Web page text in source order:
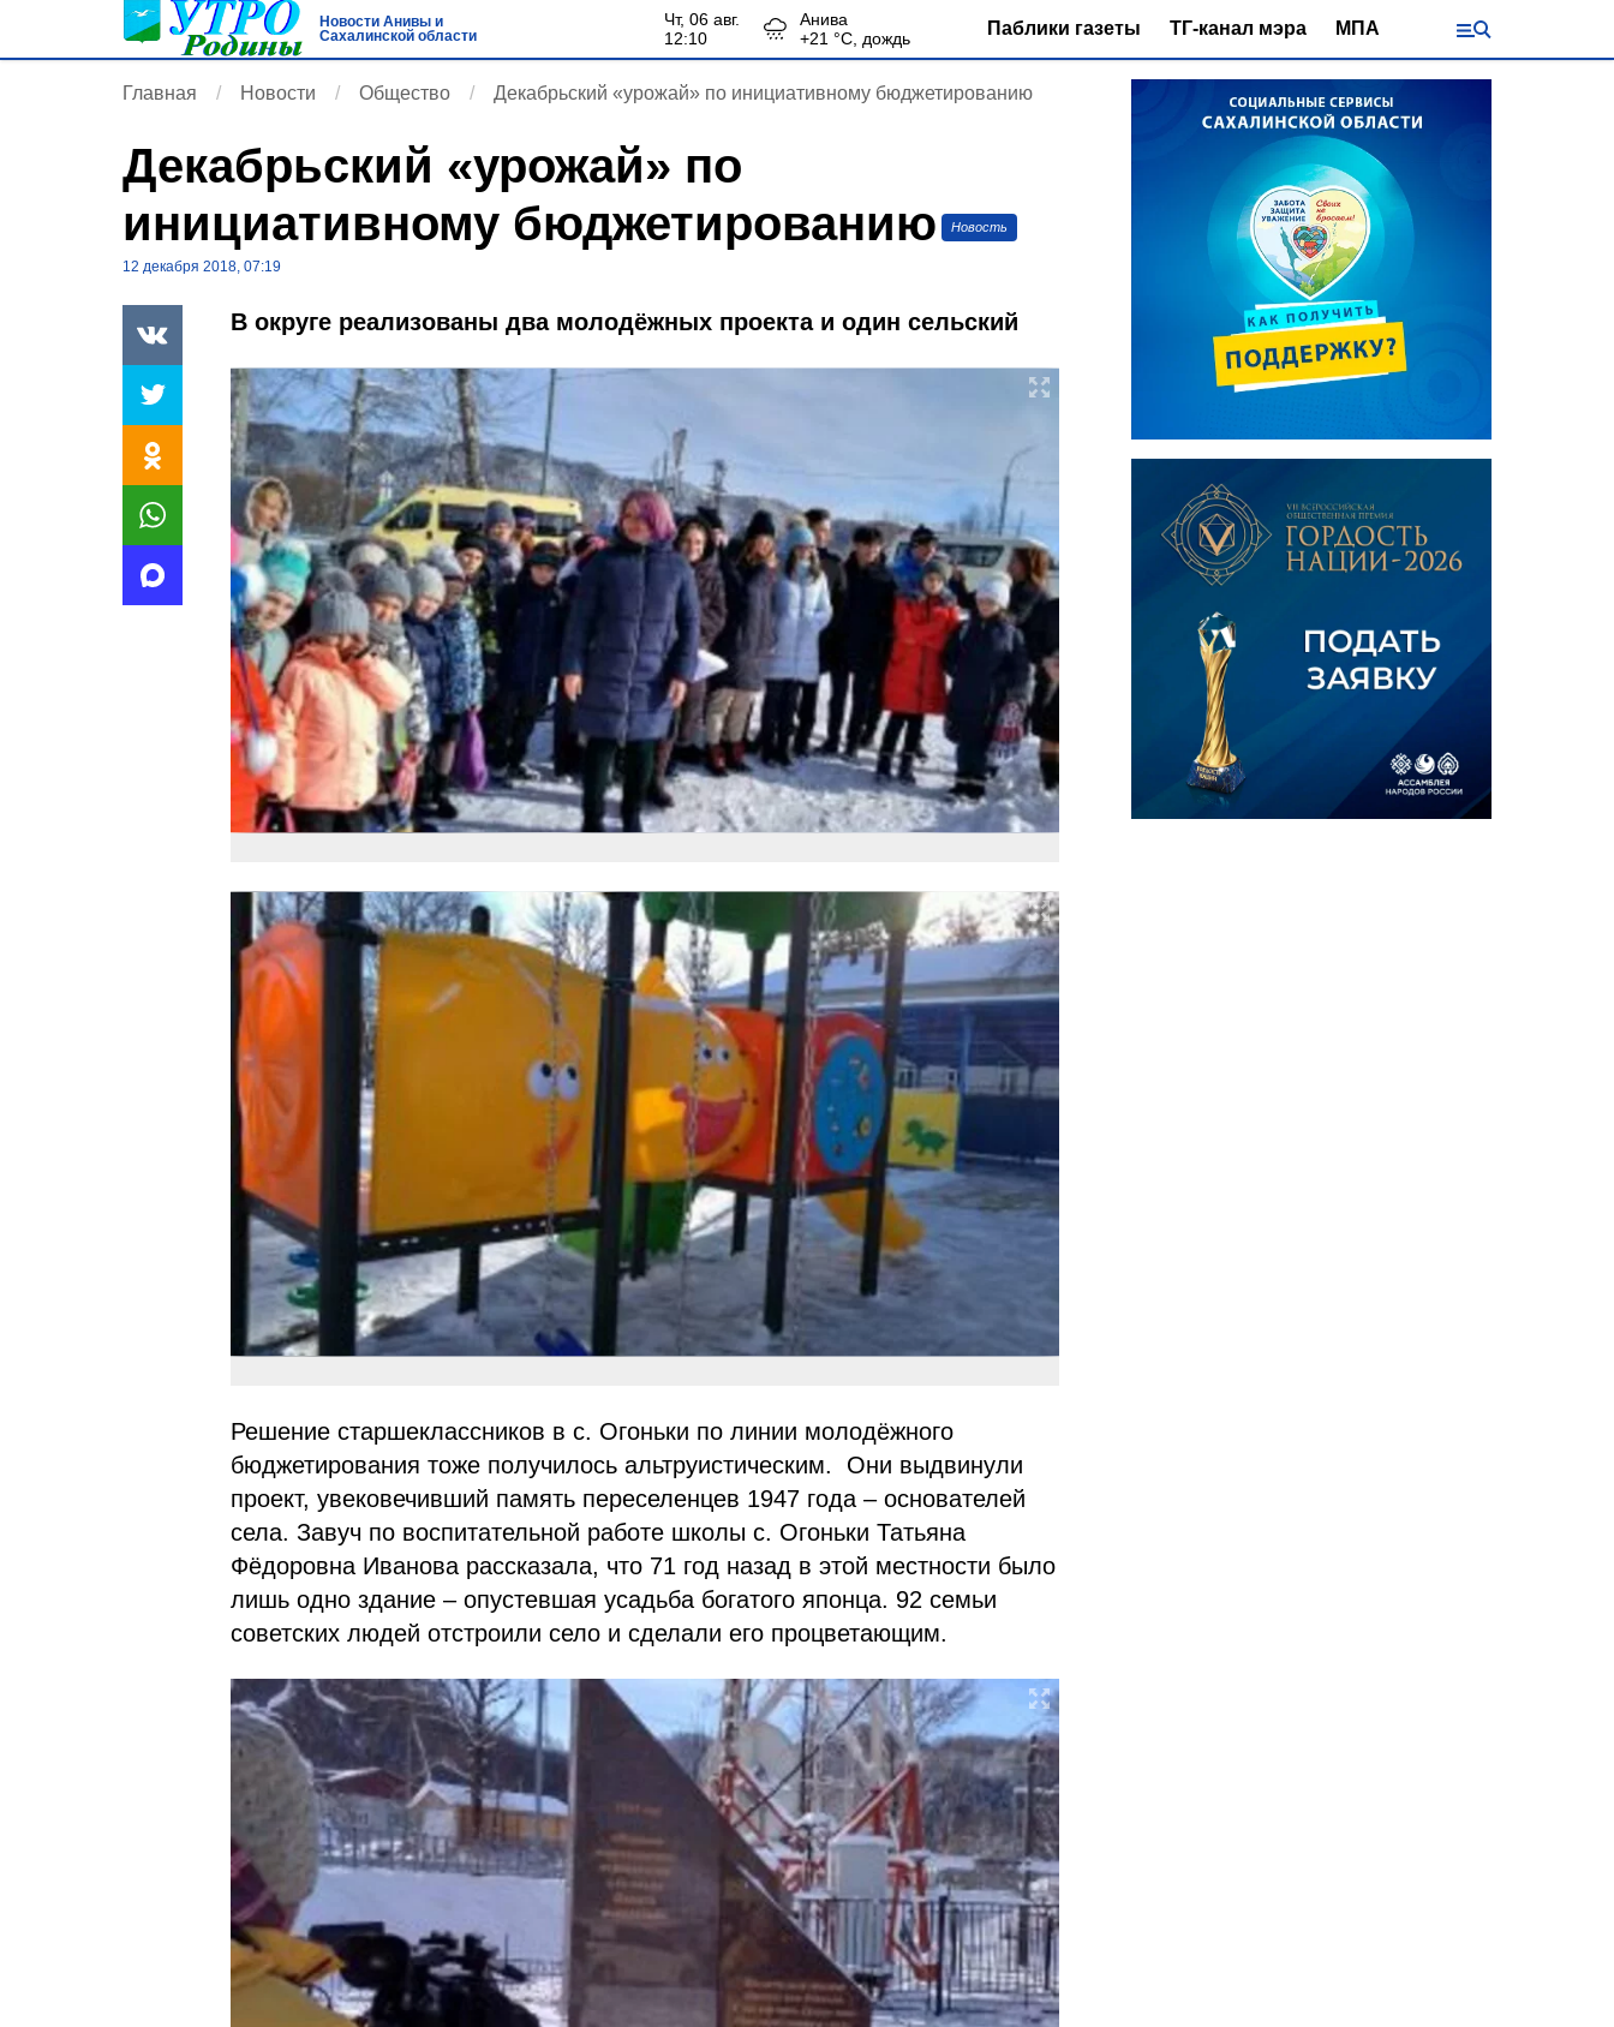
Новости Анивы и
Сахалинской области
чт, 06 авг.
12:10
Анива
+21 °С, дождь Паблики газеты ТГ-канал мэра МПА
Главная Новости Общество Декабрьский «урожай» по инициативному бюджетированию
Декабрьский «урожай» по
инициативному бюджетированию
Новость
12 декабря 2018, 07:19
В округе реализованы два молодёжных проекта и один сельский
Решение старшеклассников в с. Огоньки по линии молодёжного
бюджетирования тоже получилось альтруистическим. Они выдвинули
проект, увековечивший память переселенцев 1947 года – основателей
села. Завуч по воспитательной работе школы с. Огоньки Татьяна
Фёдоровна Иванова рассказала, что 71 год назад в этой местности было
лишь одно здание – опустевшая усадьба богатого японца. 92 семьи
советских людей отстроили село и сделали его процветающим.